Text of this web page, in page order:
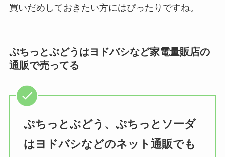
買いだめしておきたい方にはぴったりですね。
ぷちっとぶどうはヨドバシなど家電量販店の
通販で売ってる
ぷちっとぶどう、ぷちっとソーダ
はヨドバシなどのネット通販でも